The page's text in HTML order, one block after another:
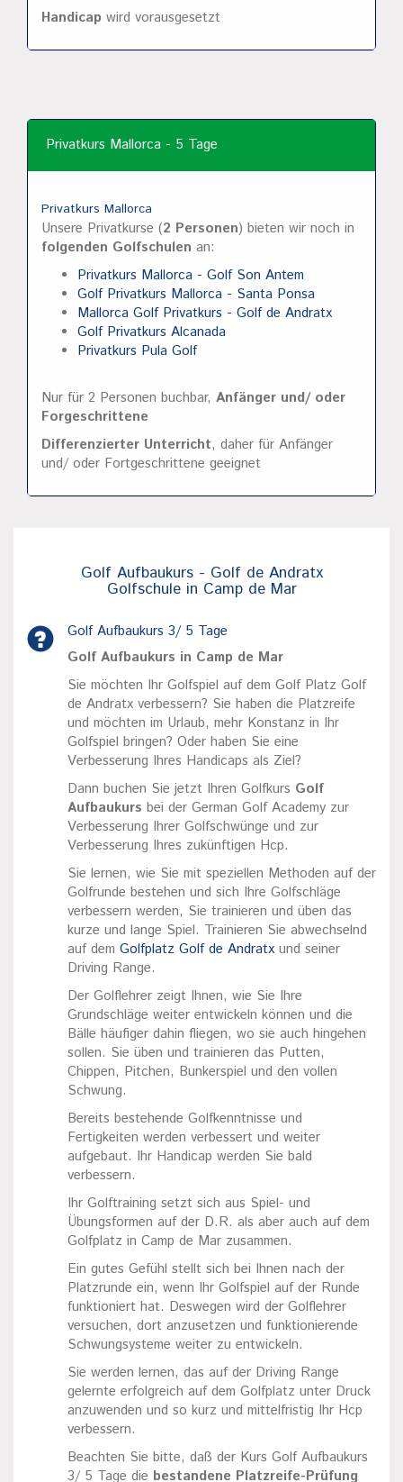
Handicap wird vorausgesetzt
Privatkurs Mallorca - 5 Tage
Privatkurs Mallorca
Unsere Privatkurse (2 Personen) bieten wir noch in
folgenden Golfschulen an:
Privatkurs Mallorca - Golf Son Antem
Golf Privatkurs Mallorca - Santa Ponsa
Mallorca Golf Privatkurs - Golf de Andratx
Golf Privatkurs Alcanada
Privatkurs Pula Golf
Nur für 2 Personen buchbar, Anfänger und/ oder
Forgeschrittene
Differenzierter Unterricht, daher für Anfänger
und/ oder Fortgeschrittene geeignet
Golf Aufbaukurs - Golf de Andratx
Golfschule in Camp de Mar
Golf Aufbaukurs 3/ 5 Tage
Golf Aufbaukurs in Camp de Mar
Sie möchten Ihr Golfspiel auf dem Golf Platz Golf
de Andratx verbessern? Sie haben die Platzreife
und möchten im Urlaub, mehr Konstanz in Ihr
Golfspiel bringen? Oder haben Sie eine
Verbesserung Ihres Handicaps als Ziel?
Dann buchen Sie jetzt Ihren Golfkurs Golf
Aufbaukurs bei der German Golf Academy zur
Verbesserung Ihrer Golfschwünge und zur
Verbesserung Ihres zukünftigen Hcp.
Sie lernen, wie Sie mit speziellen Methoden auf der
Golfrunde bestehen und sich Ihre Golfschläge
verbessern werden, Sie trainieren und üben das
kurze und lange Spiel. Trainieren Sie abwechselnd
auf dem Golfplatz Golf de Andratx und seiner
Driving Range.
Der Golflehrer zeigt Ihnen, wie Sie Ihre
Grundschläge weiter entwickeln können und die
Bälle häufiger dahin fliegen, wo sie auch hingehen
sollen. Sie üben und trainieren das Putten,
Chippen, Pitchen, Bunkerspiel und den vollen
Schwung.
Bereits bestehende Golfkenntnisse und
Fertigkeiten werden verbessert und weiter
aufgebaut. Ihr Handicap werden Sie bald
verbessern.
Ihr Golftraining setzt sich aus Spiel- und
Übungsformen auf der D.R. als aber auch auf dem
Golfplatz in Camp de Mar zusammen.
Ein gutes Gefühl stellt sich bei Ihnen nach der
Platzrunde ein, wenn Ihr Golfspiel auf der Runde
funktioniert hat. Deswegen wird der Golflehrer
versuchen, dort anzusetzen und funktionierende
Schwungsysteme weiter zu entwickeln.
Sie werden lernen, das auf der Driving Range
gelernte erfolgreich auf dem Golfplatz unter Druck
anzuwenden und so kurz und mittelfristig Ihr Hcp
verbessern.
Beachten Sie bitte, daß der Kurs Golf Aufbaukurs
3/ 5 Tage die bestandene Platzreife-Prüfung